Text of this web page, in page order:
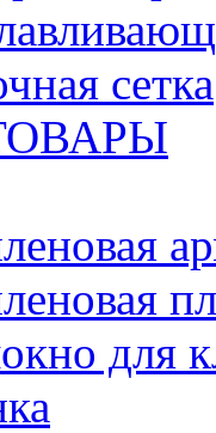
сетка
для